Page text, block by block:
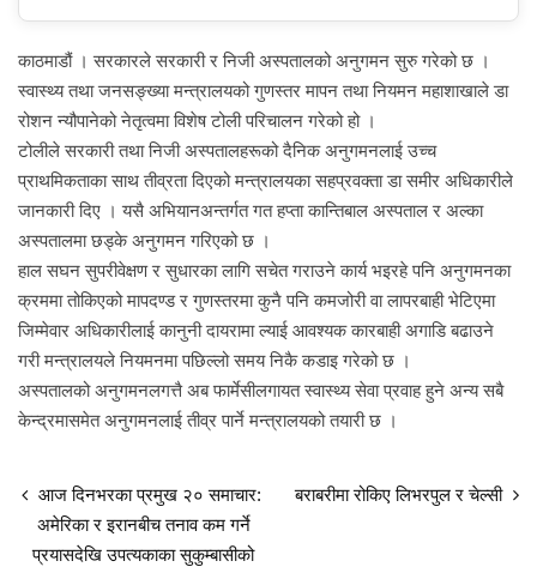
काठमाडौं । सरकारले सरकारी र निजी अस्पतालको अनुगमन सुरु गरेको छ ।
स्वास्थ्य तथा जनसङ्ख्या मन्त्रालयको गुणस्तर मापन तथा नियमन महाशाखाले डा
रोशन न्यौपानेको नेतृत्वमा विशेष टोली परिचालन गरेको हो ।
टोलीले सरकारी तथा निजी अस्पतालहरूको दैनिक अनुगमनलाई उच्च
प्राथमिकताका साथ तीव्रता दिएको मन्त्रालयका सहप्रवक्ता डा समीर अधिकारीले
जानकारी दिए । यसै अभियानअन्तर्गत गत हप्ता कान्तिबाल अस्पताल र अल्का
अस्पतालमा छड्के अनुगमन गरिएको छ ।
हाल सघन सुपरीवेक्षण र सुधारका लागि सचेत गराउने कार्य भइरहे पनि अनुगमनका
क्रममा तोकिएको मापदण्ड र गुणस्तरमा कुनै पनि कमजोरी वा लापरबाही भेटिएमा
जिम्मेवार अधिकारीलाई कानुनी दायरामा ल्याई आवश्यक कारबाही अगाडि बढाउने
गरी मन्त्रालयले नियमनमा पछिल्लो समय निकै कडाइ गरेको छ ।
अस्पतालको अनुगमनलगत्तै अब फार्मेसीलगायत स्वास्थ्य सेवा प्रवाह हुने अन्य सबै
केन्द्रमासमेत अनुगमनलाई तीव्र पार्ने मन्त्रालयको तयारी छ ।
आज दिनभरका प्रमुख २० समाचार:
अमेरिका र इरानबीच तनाव कम गर्ने
प्रयासदेखि उपत्यकाका सुकुम्बासीको
बराबरीमा रोकिए लिभरपुल र चेल्सी